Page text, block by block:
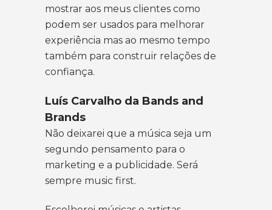
mostrar aos meus clientes como
podem ser usados para melhorar
experiência mas ao mesmo tempo
também para construir relações de
confiança.
Luís Carvalho da Bands and
Brands
Não deixarei que a música seja um
segundo pensamento para o
marketing e a publicidade. Será
sempre music first.